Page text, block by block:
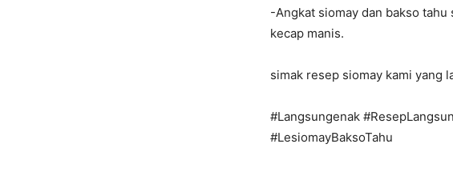
-Angkat siomay dan bakso
kecap manis.
simak resep siomay kami yang
#Langsungenak
#LesiomayBaksoTahu